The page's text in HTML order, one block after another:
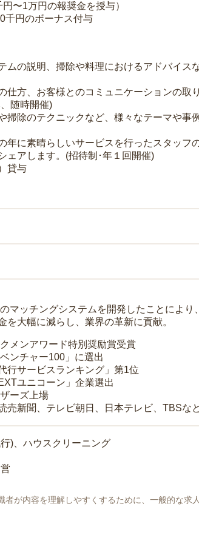
〜1万円の報奨金を授与）
千円のボーナス付与
ムの説明、掃除や料理におけるアドバイス
仕方、お客様とのコミュニケーションの
随時開催)
掃除のテクニックなど、様々なテーマや事
年に素晴らしいサービスを行ったスタッ
ェアします。(招待制･年１回開催)
貸与
マッチングシステムを開発したことによ
を大幅に減らし、業界の革新に貢献。
メンアワード特別奨励賞受賞
ンチャー100」に選出
サービスランキング」第1位
ユニコーン」企業選出
ーズ上場
売新聞、テレビ朝日、日本テレビ、TBSな
)、ハウスクリーニング
が内容を理解しやすくするために、一般的な求